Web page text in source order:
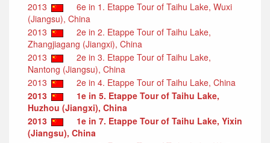
2013
6e in 1. Etappe Tour of Taihu Lake, Wuxi
(Jiangsu), China
2013
2e in 2. Etappe Tour of Taihu Lake,
Zhangjiagang (Jiangxi), China
2013
2e in 3. Etappe Tour of Taihu Lake,
Nantong (Jiangsu), China
2013
2e in 4. Etappe Tour of Taihu Lake, China
2013
1e in 5. Etappe Tour of Taihu Lake,
Huzhou (Jiangxi), China
2013
1e in 7. Etappe Tour of Taihu Lake, Yixin
(Jiangsu), China